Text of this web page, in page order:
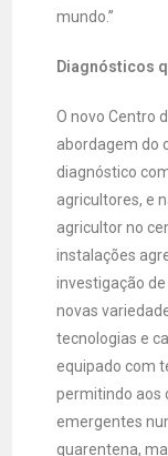
mundo.”
Diagnósticos
O novo Centro
abordagem do
diagnóstico
agricultores, e
agricultor no
instalações
investigação
novas
tecnologias e
equipado com
permitindo aos
emergentes
quarentena,